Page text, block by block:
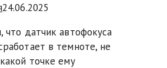
24.06.2025
что датчик автофокуса
в темноте, не
точке ему